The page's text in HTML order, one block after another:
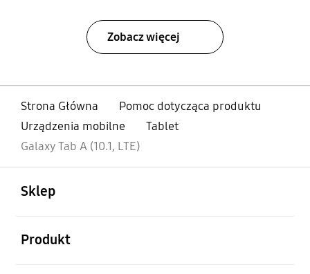
Zobacz więcej
Strona Główna
Pomoc dotycząca produktu
Urządzenia mobilne
Tablet
Galaxy Tab A (10.1, LTE)
Sklep
Produkt